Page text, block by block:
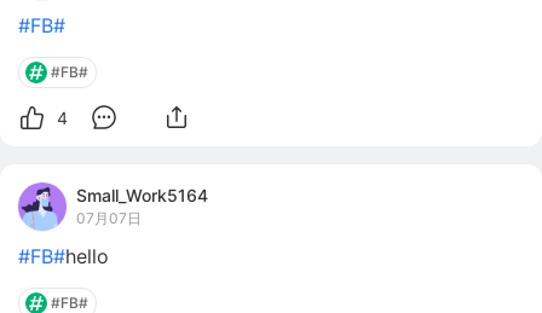
#FB#
#FB#
4
Small_Work5164
07月07日
#FB#hello
#FB#